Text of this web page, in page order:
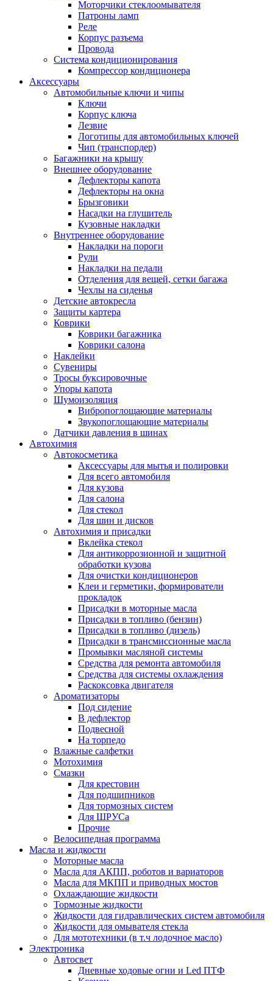
Моторчики стеклоомывателя
Патроны ламп
Реле
Корпус разъема
Провода
Система кондиционирования
Компрессор кондиционера
Аксессуары
Автомобильные ключи и чипы
Ключи
Корпус ключа
Лезвие
Логотипы для автомобильных ключей
Чип (транспордер)
Багажники на крышу
Внешнее оборудование
Дефлекторы капота
Дефлекторы на окна
Брызговики
Насадки на глушитель
Кузовные накладки
Внутреннее оборудование
Накладки на пороги
Рули
Накладки на педали
Отделения для вещей, сетки багажа
Чехлы на сиденья
Детские автокресла
Защиты картера
Коврики
Коврики багажника
Коврики салона
Наклейки
Сувениры
Тросы буксировочные
Упоры капота
Шумоизоляция
Вибропоглощающие материалы
Звукопоглощающие материалы
Датчики давления в шинах
Автохимия
Автокосметика
Аксессуары для мытья и полировки
Для всего автомобиля
Для кузова
Для салона
Для стекол
Для шин и дисков
Автохимия и присадки
Вклейка стекол
Для антикоррозионной и защитной
обработки кузова
Для очистки кондиционеров
Клеи и герметики, формирователи
прокладок
Присадки в моторные масла
Присадки в топливо (бензин)
Присадки в топливо (дизель)
Присадки в трансмиссионные масла
Промывки масляной системы
Средства для ремонта автомобиля
Средства для системы охлаждения
Раскоксовка двигателя
Ароматизаторы
Под сидение
В дефлектор
Подвесной
На торпедо
Влажные салфетки
Мотохимия
Смазки
Для крестовин
Для подшипников
Для тормозных систем
Для ШРУСа
Прочие
Велосипедная программа
Масла и жидкости
Моторные масла
Масла для АКПП, роботов и вариаторов
Масла для МКПП и приводных мостов
Охлаждающие жидкости
Тормозные жидкости
Жидкости для гидравлических систем автомобиля
Жидкости для омывателя стекла
Для мототехники (в т.ч лодочное масло)
Электроника
Автосвет
Дневные ходовые огни и Led ПТФ